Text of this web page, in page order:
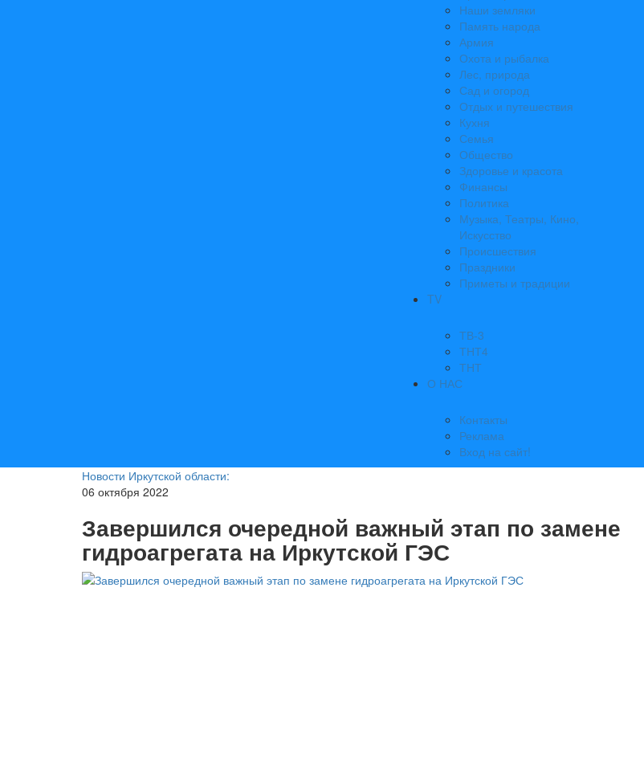
Наши земляки
Память народа
Армия
Охота и рыбалка
Лес, природа
Сад и огород
Отдых и путешествия
Кухня
Семья
Общество
Здоровье и красота
Финансы
Политика
Музыка, Театры, Кино,
Искусство
Происшествия
Праздники
Приметы и традиции
TV
ТВ-3
ТНТ4
ТНТ
О НАС
Контакты
Реклама
Вход на сайт!
Новости Иркутской области:
06 октября 2022
Завершился очередной важный этап по замене
гидроагрегата на Иркутской ГЭС